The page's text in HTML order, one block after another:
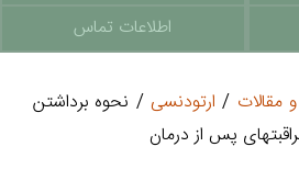
اطلاعات تماس
مقالات / ارتودنسی / نحوه برداشتن
پس از درمان